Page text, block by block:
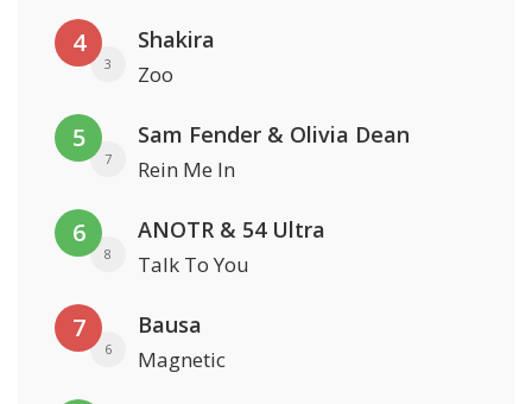
4
3
Shakira
Zoo
5
7
Sam Fender & Olivia Dean
Rein Me In
6
8
ANOTR & 54 Ultra
Talk To You
7
6
Bausa
Magnetic